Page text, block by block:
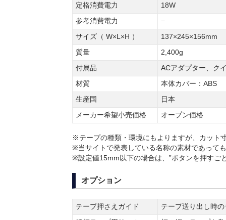
定格消費電力
18W
参考消費電力
−
サイズ（ W×L×H ）
137×245×156mm
質量
2,400g
付属品
ACアダプター、ク
材質
本体カバー：ABS
生産国
日本
メーカー希望小売価格
オープン価格
※テープの種類・環境にもよりますが、カット
※当サイトで発表している名称の素材であって
※設定値15mm以下の場合は、”ボタンを押すご
オプション
テープ押さえガイド
テープ送り出し時